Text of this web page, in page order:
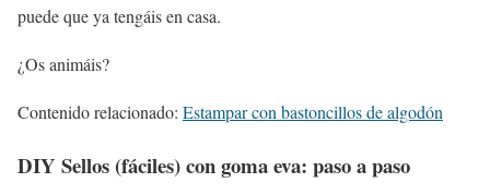
puede que ya tengáis en casa.
¿Os animáis?
Contenido relacionado: Estampar con bastoncillos de algodón
DIY Sellos (fáciles) con goma eva: paso a paso